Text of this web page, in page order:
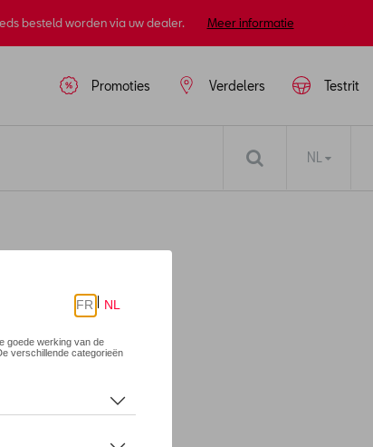
besteld worden via uw dealer. Meer informatie
Testrit
Verdelers
Promoties
NL